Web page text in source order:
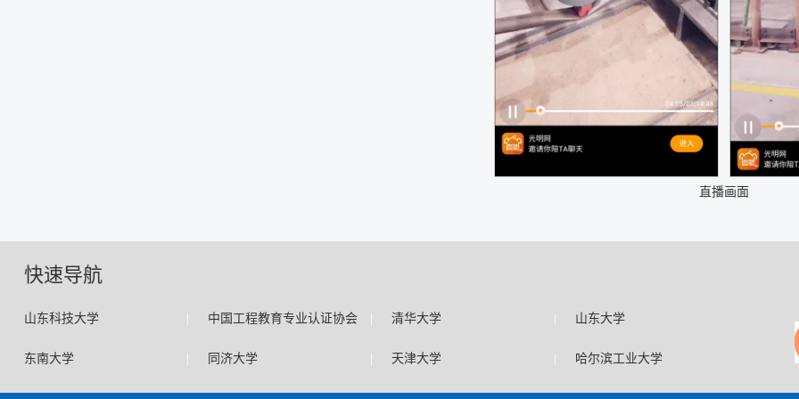
直播画面
快速导航
山东科技大学 | 中国工程教育专业认证协会 | 清华大学 | 山东大学
东南大学 | 同济大学 | 天津大学 | 哈尔滨工业大学